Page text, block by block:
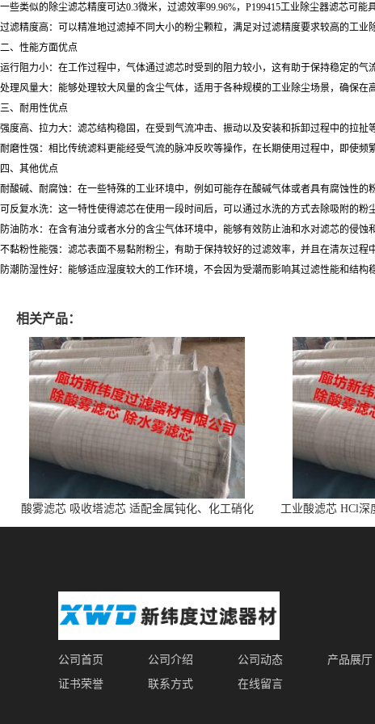
一些类似的除尘滤芯精度可达0.3微米，过滤效率99.96%，P199415工业除尘器滤芯可
过滤精度高：可以精准地过滤掉不同大小的粉尘颗粒，满足对过滤精度要求较高的工业
二、性能方面优点
运行阻力小：在工作过程中，气体通过滤芯时受到的阻力较小，这有助于保持稳定的气
处理风量大：能够处理较大风量的含尘气体，适用于各种规模的工业除尘场景，确保在
三、耐用性优点
强度高、拉力大：滤芯结构稳固，在受到气流冲击、振动以及安装和拆卸过程中的拉扯
耐磨性强：相比传统滤料更能经受气流的脉冲反吹等操作，在长期使用过程中，即使
四、其他优点
耐酸碱、耐腐蚀：在一些特殊的工业环境中，例如可能存在酸碱气体或者具有腐蚀性的
可反复水洗：这一特性使得滤芯在使用一段时间后，可以通过水洗的方式去除吸附的粉
防油防水：在含有油分或者水分的含尘气体环境中，能够有效防止油和水对滤芯的侵蚀
不黏粉性能强：滤芯表面不易黏附粉尘，有助于保持较好的过滤效率，并且在清灰过程
防潮防湿性好：能够适应湿度较大的工作环境，不会因为受潮而影响其过滤性能和结构稳
相关产品：
酸雾滤芯 吸收塔滤芯 适配金属钝化、化工硝化
的酸雾
工业酸滤芯 HCl深
公司首页 公司介绍 公司动态
产品展厅
证书荣誉
联系方式 在线留言